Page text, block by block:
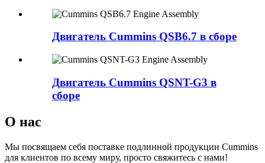
Двигатель Cummins QSB6.7 в сборе
Двигатель Cummins QSNT-G3 в
сборе
О нас
Мы посвящаем себя поставке подлинной продукции Cummins
для клиентов по всему миру, просто свяжитесь с нами!